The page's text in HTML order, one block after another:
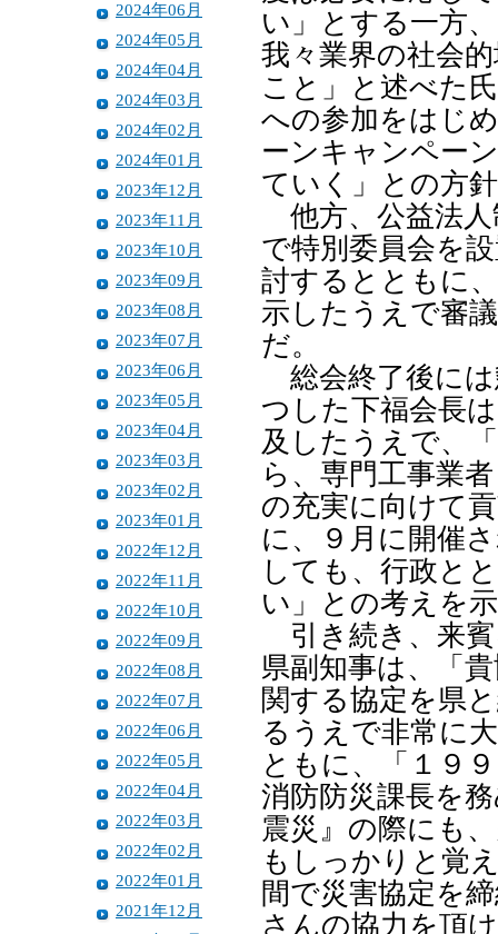
2024年06月
2024年05月
2024年04月
2024年03月
2024年02月
2024年01月
2023年12月
2023年11月
2023年10月
2023年09月
2023年08月
2023年07月
2023年06月
2023年05月
2023年04月
2023年03月
2023年02月
2023年01月
2022年12月
2022年11月
2022年10月
2022年09月
2022年08月
2022年07月
2022年06月
2022年05月
2022年04月
2022年03月
2022年02月
2022年01月
2021年12月
い」とする一方
我々業界の社会
こと」と述べた
への参加をはじ
ーンキャンペー
ていく」との方
他方、公益法人
で特別委員会を
討するとともに
示したうえで審
だ。
総会終了後には
つした下福会長
及したうえで、
ら、専門工事業
の充実に向けて
に、９月に開催
しても、行政と
い」との考えを
引き続き、来賓
県副知事は、「
関する協定を県
るうえで非常に
ともに、「１９
消防防災課長を
震災』の際にも
もしっかりと覚
間で災害協定を
さんの協力を頂